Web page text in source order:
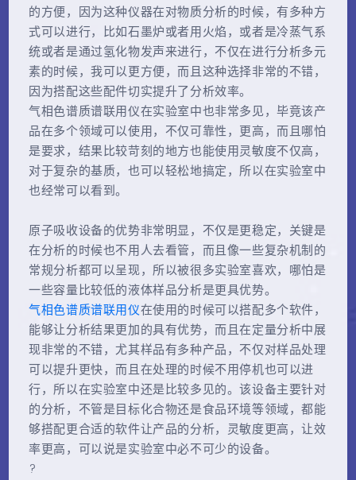
的方便，因为这种仪器在对物质分析的时候，有多种方
式可以进行，比如石墨炉或者用火焰，或者是冷蒸气系
统或者是通过氢化物发声来进行，不仅在进行分析多元
素的时候，我可以更方便，而且这种选择非常的不错，
因为搭配这些配件切实提升了分析效率。
气相色谱质谱联用仪在实验室中也非常多见，毕竟该产
品在多个领域可以使用，不仅可靠性，更高，而且哪怕
是要求，结果比较苛刻的地方也能使用灵敏度不仅高，
对于复杂的基质，也可以轻松地搞定，所以在实验室中
也经常可以看到。
原子吸收设备的优势非常明显，不仅是更稳定，关键是
在分析的时候也不用人去看管，而且像一些复杂机制的
常规分析都可以呈现，所以被很多实验室喜欢，哪怕是
一些容量比较低的液体样品分析是更具优势。
气相色谱质谱联用仪在使用的时候可以搭配多个软件，
能够让分析结果更加的具有优势，而且在定量分析中展
现非常的不错，尤其样品有多种产品，不仅对样品处理
可以提升更快，而且在处理的时候不用停机也可以进
行，所以在实验室中还是比较多见的。该设备主要针对
的分析，不管是目标化合物还是食品环境等领域，都能
够搭配更合适的软件让产品的分析，灵敏度更高，让效
率更高，可以说是实验室中必不可少的设备。
?